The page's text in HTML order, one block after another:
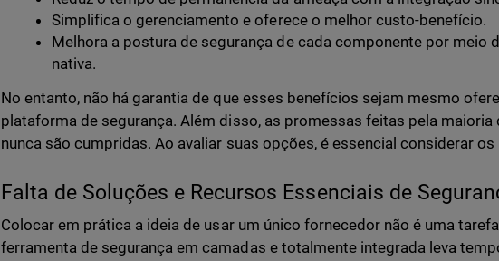
Simplifica o gerenciamento e oferece o melhor custo-benefício.
Melhora a postura de segurança de cada componente por meio
nativa.
No entanto, não há garantia de que esses benefícios sejam mesmo
plataforma de segurança. Além disso, as promessas feitas pela
nunca são cumpridas. Ao avaliar suas opções, é essencial considerar
Falta de Soluções e Recursos Essenciais de
Colocar em prática a ideia de usar um único fornecedor não é uma
ferramenta de segurança em camadas e totalmente integrada leva